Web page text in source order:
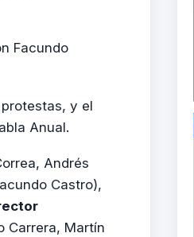
Facundo
y el
Anual.
Andrés
Castro),
Carrera, Martín